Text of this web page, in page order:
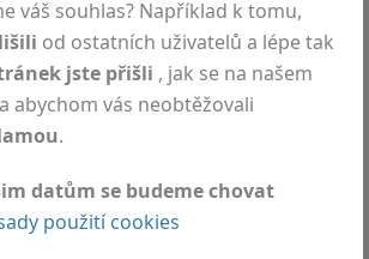
VZÁCNÍ HOSTÉ,
PROFESOR
YOSHIKAZU UGAWA A
váš souhlas? Například k tomu,
od ostatních uživatelů a lépe tak
jste přišli , jak se na našem
abychom vás neobtěžovali
.
datům se budeme chovat
použití cookies